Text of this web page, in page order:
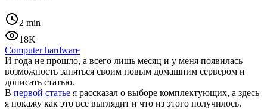
2 min
18K
Computer hardware
И года не прошло, а всего лишь месяц и у меня появилась
возможность заняться своим новым домашним сервером и
дописать статью.
В первой статье я рассказал о выборе комплектующих, а здесь
я покажу как это все выглядит и что из этого получилось.